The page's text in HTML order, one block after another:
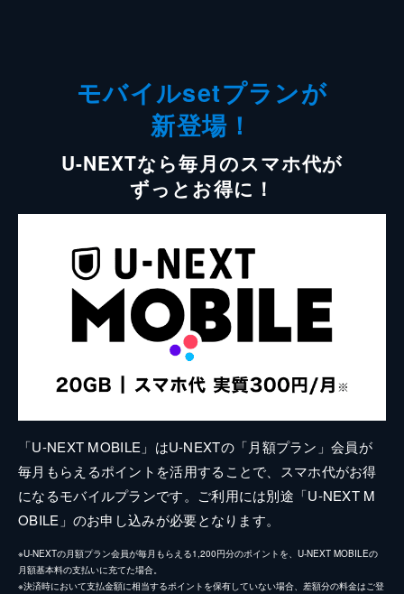
モバイルsetプランが
新登場！
U-NEXTなら毎月のスマホ代が
ずっとお得に！
「U-NEXT MOBILE」はU-NEXTの「月額プラン」会員が
毎月もらえるポイントを活用することで、スマホ代がお得
になるモバイルプランです。ご利用には別途「U-NEXT M
OBILE」のお申し込みが必要となります。
※U-NEXTの月額プラン会員が毎月もらえる1,200円分のポイントを、U-NEXT MOBILEの
月額基本料の支払いに充てた場合。
※決済時において支払金額に相当するポイントを保有していない場合、差額分の料金はご登